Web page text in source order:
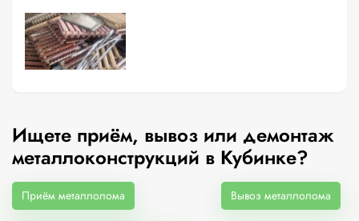
Ищете приём, вывоз или демонтаж
металлоконструкций в Кубинке?
Приём металлолома Вывоз металлолома